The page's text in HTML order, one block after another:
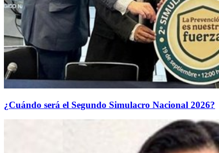
¿Cuándo será el Segundo Simulacro Nacional 2026?